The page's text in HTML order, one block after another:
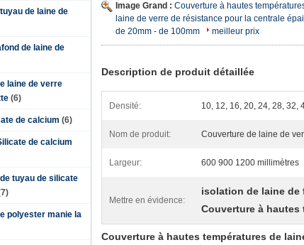
de laine de
de laine de
laine de verre
(6)
de calcium (6)
de calcium
tuyau de silicate
polyester manie la
Image Grand : Couverture à hautes
laine de verre de résistance pour la centrale
de 20mm - de 100mm
meilleur prix
Description de produit détaillée
Densité: 10, 12, 16, 20, 24, 28, 32,
Nom de produit: Couverture de laine de
Largeur: 600 900 1200 millimètres
Mettre en évidence:
isolation de laine de
Couverture à hautes
Couverture à hautes températures de